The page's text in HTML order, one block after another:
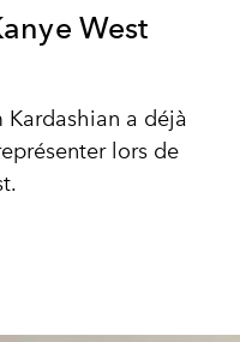
West
Kardashian a déjà
lors de